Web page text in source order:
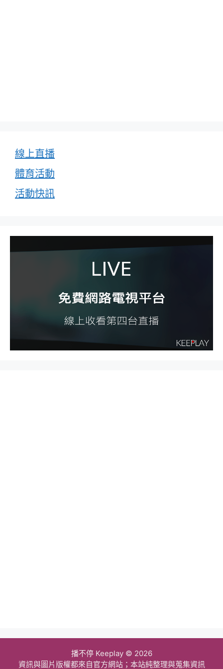
線上直播
體育活動
活動快訊
播不停 Keeplay © 2026
資訊與圖片版權都來自官方網站；本站純整理與蒐集資訊